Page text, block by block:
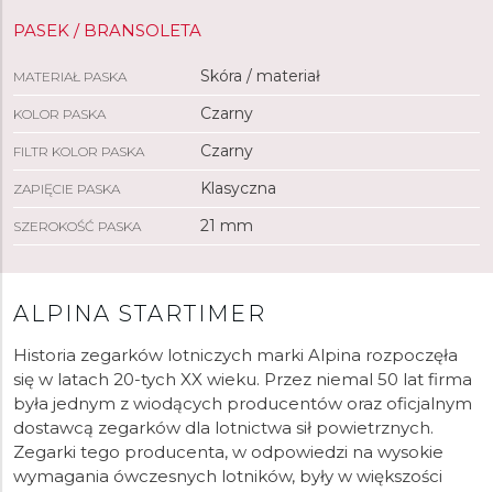
PASEK / BRANSOLETA
MATERIAŁ PASKA Skóra / materiał
KOLOR PASKA Czarny
FILTR KOLOR PASKA Czarny
ZAPIĘCIE PASKA Klasyczna
SZEROKOŚĆ PASKA 21 mm
ALPINA STARTIMER
Historia zegarków lotniczych marki Alpina rozpoczęła
się w latach 20-tych XX wieku. Przez niemal 50 lat firma
była jednym z wiodących producentów oraz oficjalnym
dostawcą zegarków dla lotnictwa sił powietrznych.
Zegarki tego producenta, w odpowiedzi na wysokie
wymagania ówczesnych lotników, były w większości